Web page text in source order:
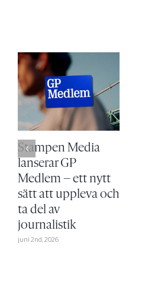
Stampen Media
lanserar GP
Medlem – ett nytt
sätt att uppleva och
ta del av
journalistik
juni 2nd, 2026